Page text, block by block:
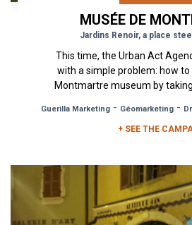
MUSÉE DE
Jardins Renoir, a place
This time, the Urban Act
with a simple problem: how
Montmartre museum by
Guerilla Marketing - Géomarketing -
+ SEE THE